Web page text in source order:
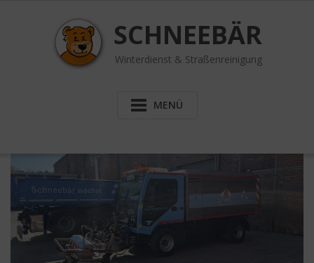
SCHNEEBÄR
Winterdienst & Straßenreinigung
MENÜ